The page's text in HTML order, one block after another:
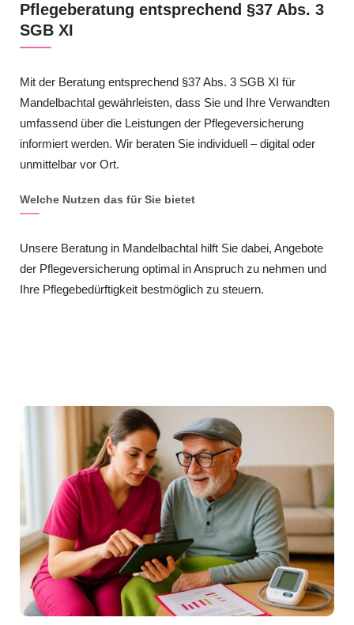
Pflegeberatung entsprechend §37 Abs. 3
SGB XI
Mit der Beratung entsprechend §37 Abs. 3 SGB XI für
Mandelbachtal gewährleisten, dass Sie und Ihre Verwandten
umfassend über die Leistungen der Pflegeversicherung
informiert werden. Wir beraten Sie individuell – digital oder
unmittelbar vor Ort.
Welche Nutzen das für Sie bietet
Unsere Beratung in Mandelbachtal hilft Sie dabei, Angebote
der Pflegeversicherung optimal in Anspruch zu nehmen und
Ihre Pflegebedürftigkeit bestmöglich zu steuern.